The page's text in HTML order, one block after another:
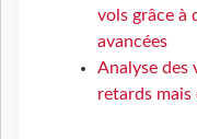
vols grâce à
avancées
Analyse des
retards mais